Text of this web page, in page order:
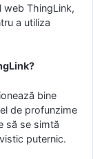
web ThingLink,
a utiliza
bine
de profunzime
să se simtă
puternic.